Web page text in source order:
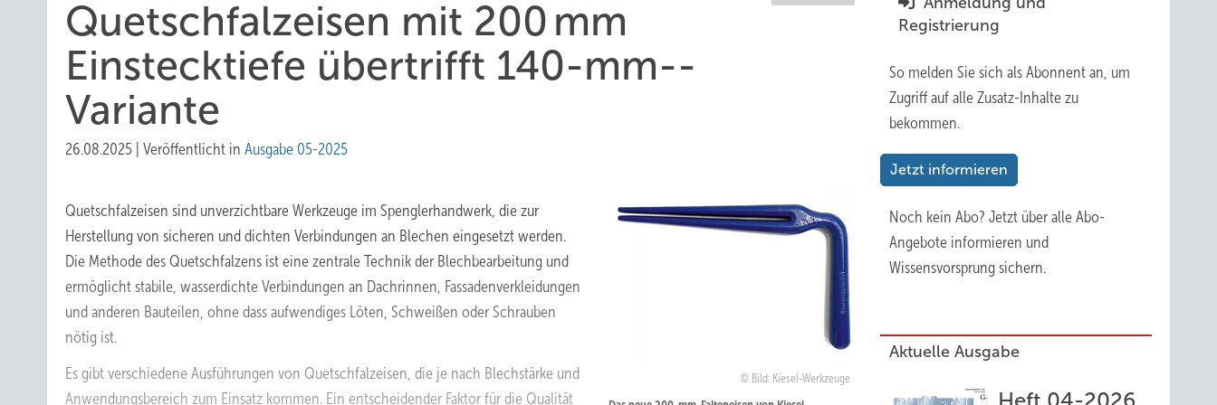
Quetschfalzeisen mit 200 mm
Einstecktiefe übertrifft 140-mm-­
Variante
26.08.2025 Veröffentlicht in Ausgabe 05-2025
Bild: Kiesel-Werkzeuge
Quetschfalzeisen sind unverzichtbare Werkzeuge im Spenglerhandwerk, die zur
Herstellung von sicheren und dichten Verbindungen an Blechen eingesetzt werden.
Die Methode des Quetschfalzens ist eine zentrale Technik der Blechbearbeitung und
ermöglicht stabile, wasserdichte Verbindungen an Dachrinnen, Fassadenverkleidungen
und anderen Bauteilen, ohne dass aufwendiges Löten, Schweißen oder Schrauben
nötig ist.
Es gibt verschiedene Ausführungen von Quetschfalzeisen, die je nach Blechstärke und
Anwendungsbereich zum Einsatz kommen. Ein entscheidender Faktor für die Qualität
Registrierung
So melden Sie sich als Abonnent an, um
Zugriff auf alle Zusatz-Inhalte zu
bekommen.
Jetzt informieren
Noch kein Abo? Jetzt über alle Abo-
Angebote informieren und
Wissensvorsprung sichern.
Aktuelle Ausgabe